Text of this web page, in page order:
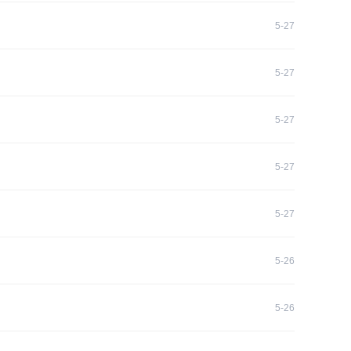
5-27
5-27
5-27
5-27
5-27
5-26
5-26